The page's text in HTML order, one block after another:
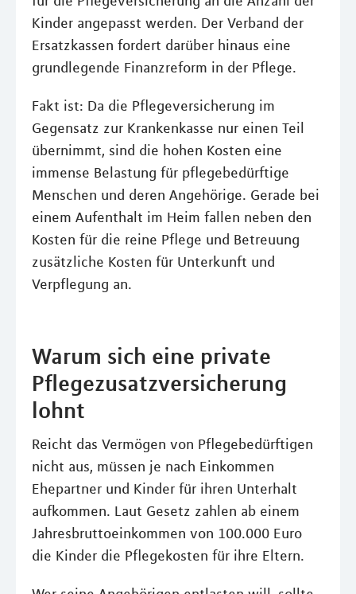
Kinder angepasst werden. Der Verband der
Ersatzkassen fordert darüber hinaus eine
grundlegende Finanzreform in der Pflege.
Fakt ist: Da die Pflegeversicherung im
Gegensatz zur Krankenkasse nur einen Teil
übernimmt, sind die hohen Kosten eine
immense Belastung für pflegebedürftige
Menschen und deren Angehörige. Gerade bei
einem Aufenthalt im Heim fallen neben den
Kosten für die reine Pflege und Betreuung
zusätzliche Kosten für Unterkunft und
Verpflegung an.
Warum sich eine private
Pflegezusatzversicherung
lohnt
Reicht das Vermögen von Pflegebedürftigen
nicht aus, müssen je nach Einkommen
Ehepartner und Kinder für ihren Unterhalt
aufkommen. Laut Gesetz zahlen ab einem
Jahresbruttoeinkommen von 100.000 Euro
die Kinder die Pflegekosten für ihre Eltern.